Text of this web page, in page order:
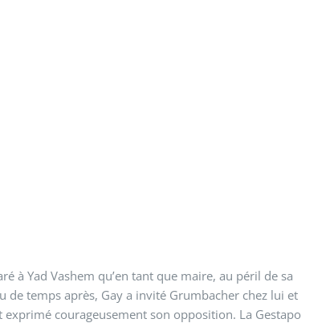
à Yad Vashem qu’en tant que maire, au péril de sa
de temps après, Gay a invité Grumbacher chez lui et
courageusement son opposition. La Gestapo